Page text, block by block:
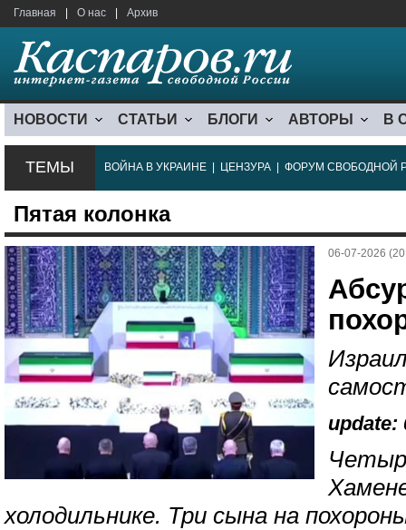
Главная О нас Архив
НОВОСТИ СТАТЬИ БЛОГИ АВТОРЫ В
ТЕМЫ ВОЙНА В УКРАИНЕ ЦЕНЗУРА ФОРУМ СВОБОДНОЙ
Пятая колонка
06-07-2026
update:
холодильнике. Три сына на